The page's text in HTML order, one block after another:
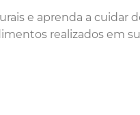
e aprenda a cuidar
realizados em